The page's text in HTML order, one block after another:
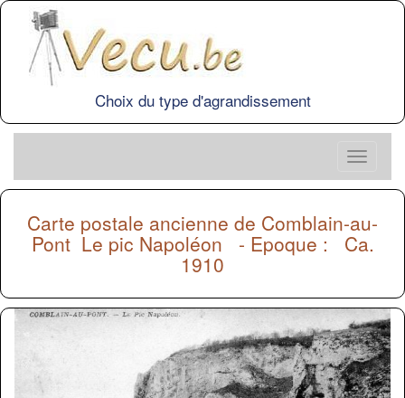
Choix du type d'agrandissement
Carte postale ancienne de Comblain-au-
Pont Le pic Napoléon - Epoque : Ca.
1910